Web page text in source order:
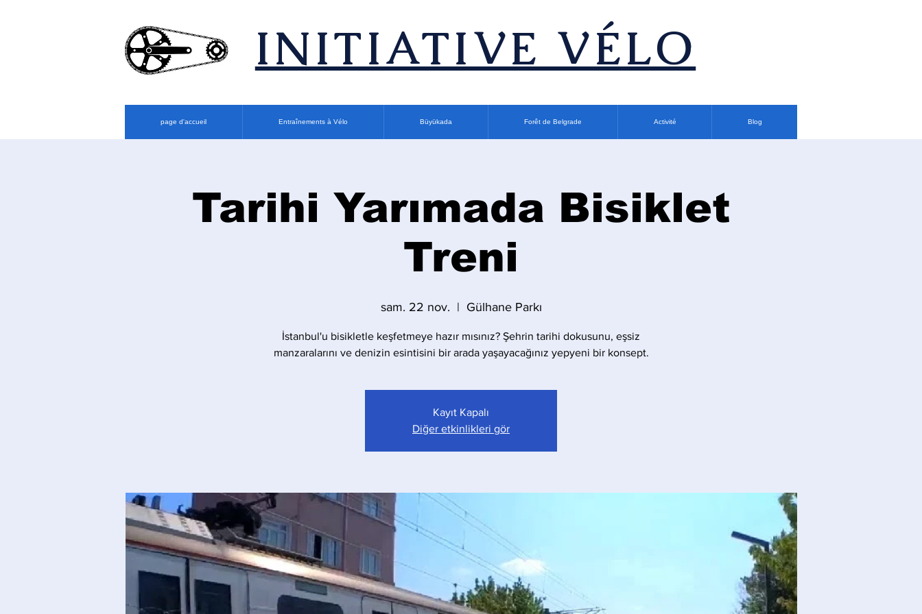
​INITIATIVE VÉLO
page d'accueil Entraînements à Vélo Büyükada Forêt de Belgrade Activité Blog
Tarihi Yarımada Bisiklet
Treni
sam. 22 nov.
  |
Gülhane Parkı
İstanbul'u bisikletle keşfetmeye hazır mısınız? Şehrin tarihi dokusunu, eşsiz
manzaralarını ve denizin esintisini bir arada yaşayacağınız yepyeni bir konsept.
Kayıt Kapalı
Diğer etkinlikleri gör